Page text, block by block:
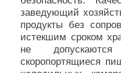
заведующий
продукты без
истекшим сроком
не
скоропортящиеся